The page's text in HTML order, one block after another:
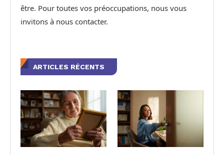
être. Pour toutes vos préoccupations, nous vous
invitons à nous contacter.
ARTICLES RÉCENTS